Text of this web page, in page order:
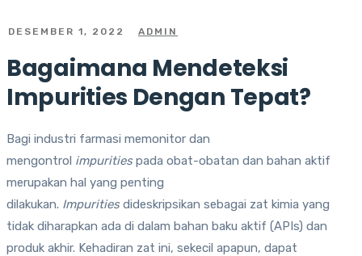
DESEMBER 1, 2022 ADMIN
Bagaimana Mendeteksi
Impurities Dengan Tepat?
Bagi industri farmasi memonitor dan
mengontrol impuritiespada obat-obatan dan bahan aktif
merupakan hal yang penting
dilakukan. Impuritiesdideskripsikan sebagai zat kimia yang
tidak diharapkan ada di dalam bahan baku aktif (APIs) dan
produk akhir. Kehadiran zat ini, sekecil apapun, dapat